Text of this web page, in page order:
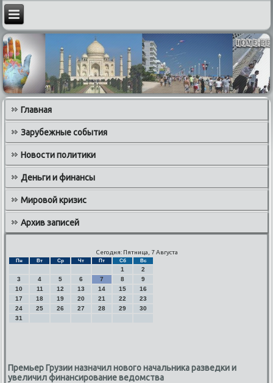
Главная
Зарубежные события
Новости политики
Деньги и финансы
Мировой кризис
Архив записей
Сегодня: Пятница, 7 Августа
Пн Вт Ср Чт Пт Сб Вс
1
2
3
4 5 6 7 8
9
10
11 12 13 14 15
16
17
18 19 20 21 22
23
24
25 26 27 28 29
30
31
Премьер Грузии назначил нового начальника разведки и
увеличил финансирование ведомства